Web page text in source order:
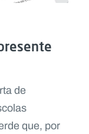
de
que, por